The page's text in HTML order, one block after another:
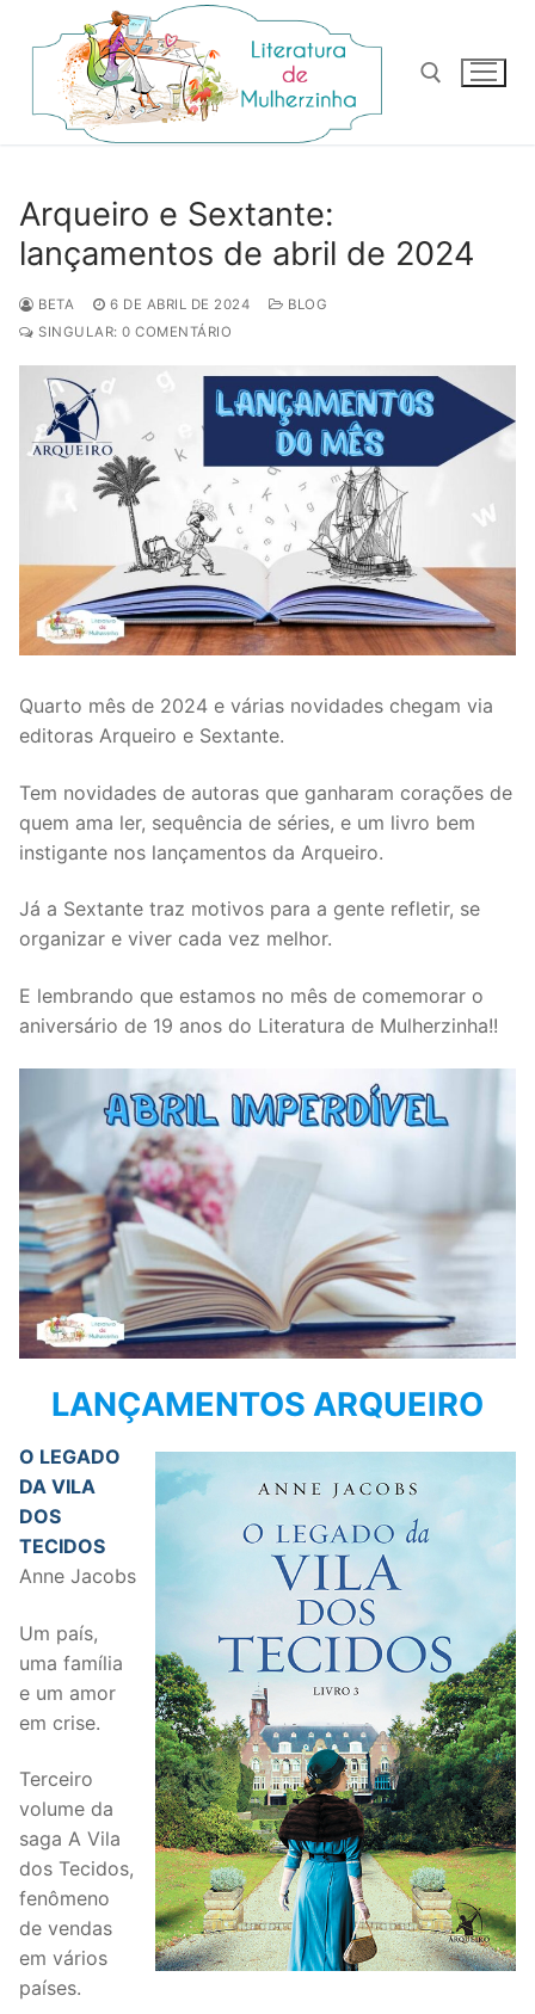
para
conteúdo
Arqueiro e Sextante:
lançamentos de abril de 2024
BETA 6 DE ABRIL DE 2024
BLOG
SINGULAR: 0 COMENTÁRIO
Quarto mês de 2024 e várias novidades chegam via
editoras Arqueiro e Sextante.
Tem novidades de autoras que ganharam corações de
quem ama ler, sequência de séries, e um livro bem
instigante nos lançamentos da Arqueiro.
Já a Sextante traz motivos para a gente refletir, se
organizar e viver cada vez melhor.
E lembrando que estamos no mês de comemorar o
aniversário de 19 anos do Literatura de Mulherzinha!!
LANÇAMENTOS ARQUEIRO
O LEGADO
DA VILA
DOS
TECIDOS
Anne Jacobs
Um país,
uma família
e um amor
em crise.
Terceiro
volume da
saga A Vila
dos Tecidos,
fenômeno
de vendas
em vários
países.